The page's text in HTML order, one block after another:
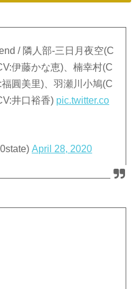
/ 隣人部-三日月夜空(C
伊藤かな恵)、楠幸村(C
圓美里)、羽瀬川小鳩(C
井口裕香) pic.twitter.co
April 28, 2020